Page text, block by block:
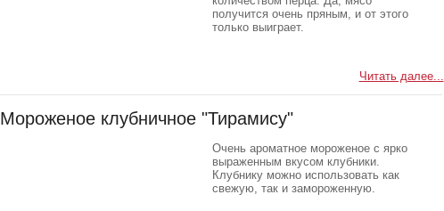
получится очень пряным, и от этого
только выиграет.
Читать далее...
Мороженое клубничное "Тирамису"
Очень ароматное мороженое с ярко
выраженным вкусом клубники.
Клубнику можно использовать как
свежую, так и замороженную.